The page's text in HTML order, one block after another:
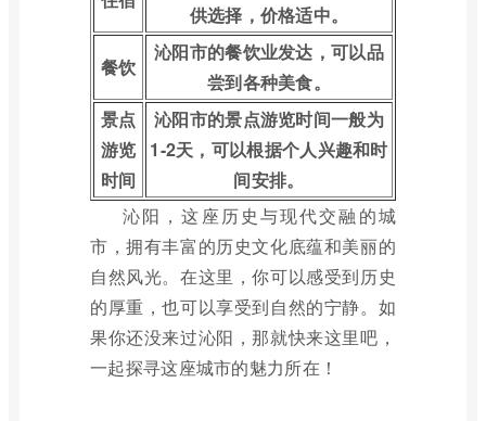
供选择，价格适中。
餐饮
沁阳市的餐饮业发达，可以品
尝到各种美食。
景点
游览
时间
沁阳市的景点游览时间一般为
1-2天，可以根据个人兴趣和时
间安排。
沁阳，这座历史与现代交融的城
市，拥有丰富的历史文化底蕴和美丽的
自然风光。在这里，你可以感受到历史
的厚重，也可以享受到自然的宁静。如
果你还没来过沁阳，那就快来这里吧，
一起探寻这座城市的魅力所在！